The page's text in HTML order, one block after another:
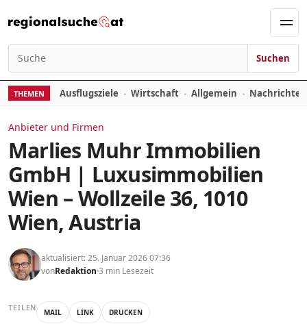
Suchen nach:
Suchen
THEMEN Ausflugsziele Wirtschaft Allgemein
Anbieter und Firmen
Marlies Muhr Immobilien
GmbH | Luxusimmobilien
Wien – Wollzeile 36, 1010
Wien, Austria
aktualisiert: 25. Januar 2026 07:36
vonRedaktion 3 min Lesezeit
TEILEN MAIL LINK DRUCKEN